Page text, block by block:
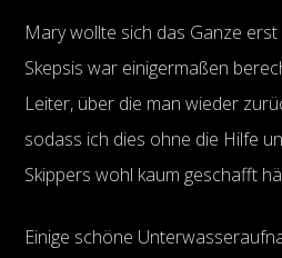
Mary wollte sich das Ganze
Skepsis war einigermaßen
Leiter, über die man wieder
sodass ich dies ohne die Hilfe
Skippers wohl kaum geschafft
Einige schöne